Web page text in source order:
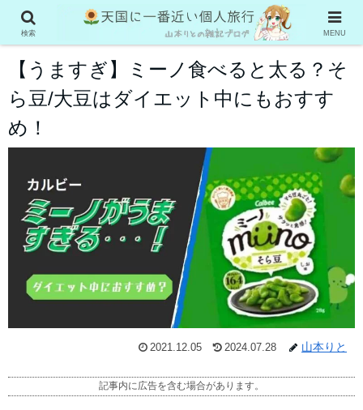
ダイエット
【うますぎ】ミーノ食べると太る？そ
ら豆/大豆はダイエット中にもおすす
め！
2021.12.05 2024.07.28 山本りと
記事内に広告を含む場合があります。
検索 MENU